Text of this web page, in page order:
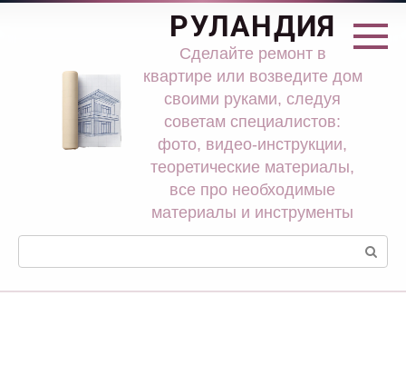
Перейти
РУЛАНДИЯ
Сделайте ремонт в
квартире или возведите дом
своими руками, следуя
советам специалистов:
фото, видео-инструкции,
теоретические материалы,
все про необходимые
материалы и инструменты
Поиск: